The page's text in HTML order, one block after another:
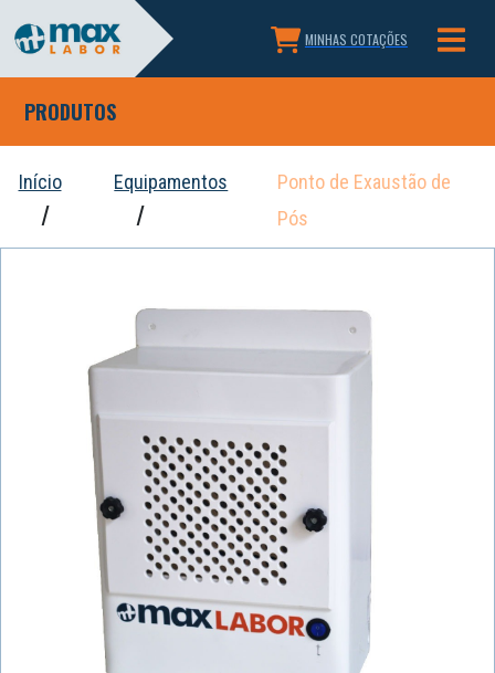
MINHAS COTAÇÕES
PRODUTOS
Início Equipamentos
Ponto de Exaustão de
Pós